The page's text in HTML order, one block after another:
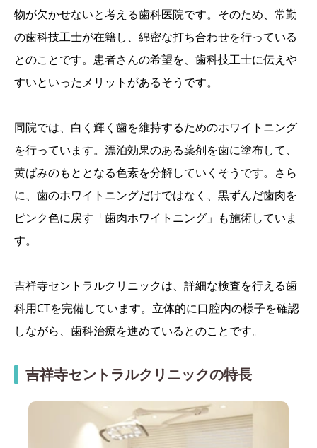
物が欠かせないと考える歯科医院です。そのため、常勤
の歯科技工士が在籍し、綿密な打ち合わせを行っている
とのことです。患者さんの希望を、歯科技工士に伝えや
すいといったメリットがあるそうです。
同院では、白く輝く歯を維持するためのホワイトニング
を行っています。漂泊効果のある薬剤を歯に塗布して、
黄ばみのもととなる色素を分解していくそうです。さら
に、歯のホワイトニングだけではなく、黒ずんだ歯肉を
ピンク色に戻す「歯肉ホワイトニング」も施術していま
す。
吉祥寺セントラルクリニックは、詳細な検査を行える歯
科用CTを完備しています。立体的に口腔内の様子を確認
しながら、歯科治療を進めているとのことです。
吉祥寺セントラルクリニックの特長